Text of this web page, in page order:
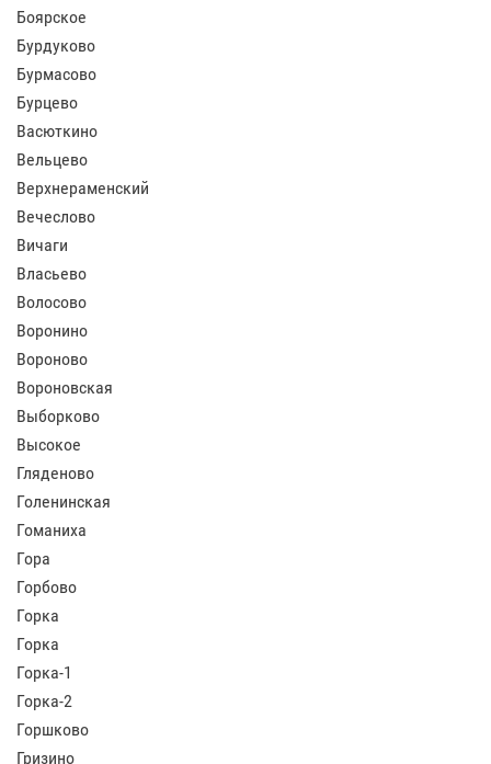
Боярское
Бурдуково
Бурмасово
Бурцево
Васюткино
Вельцево
Верхнераменский
Вечеслово
Вичаги
Власьево
Волосово
Воронино
Вороново
Вороновская
Выборково
Высокое
Гляденово
Голенинская
Гоманиха
Гора
Горбово
Горка
Горка
Горка-1
Горка-2
Горшково
Гризино